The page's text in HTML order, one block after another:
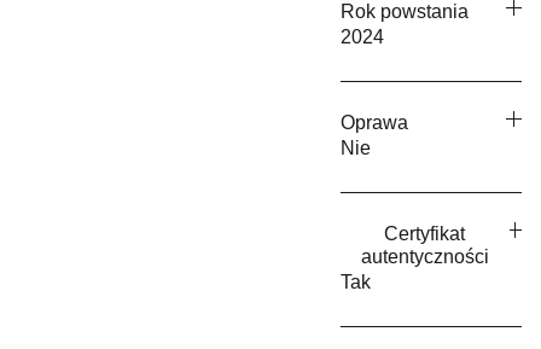
Rok powstania
2024
Oprawa
Nie
Certyfikat
autentyczności
Tak